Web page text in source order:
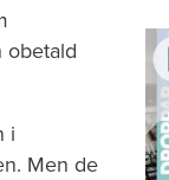
obetald
i
Men de